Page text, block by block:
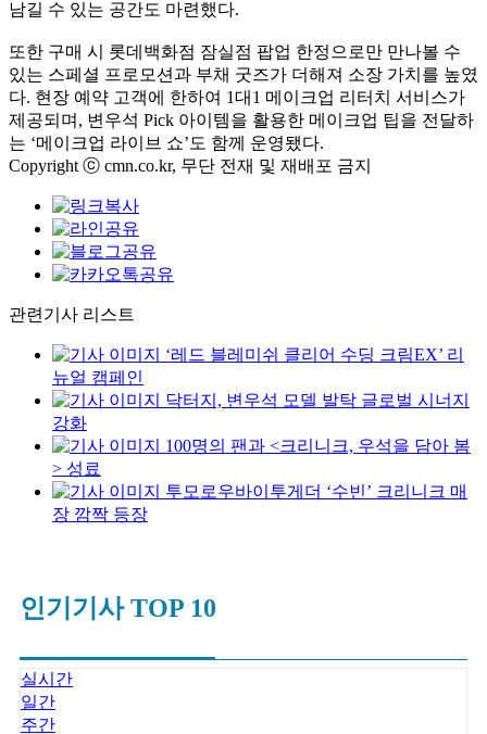
남길 수 있는 공간도 마련했다.
또한 구매 시 롯데백화점 잠실점 팝업 한정으로만 만나볼 수
있는 스페셜 프로모션과 부채 굿즈가 더해져 소장 가치를 높였
다. 현장 예약 고객에 한하여 1대1 메이크업 리터치 서비스가
제공되며, 변우석 Pick 아이템을 활용한 메이크업 팁을 전달하
는 ‘메이크업 라이브 쇼’도 함께 운영됐다.
Copyright ⓒ cmn.co.kr, 무단 전재 및 재배포 금지
관련기사 리스트
‘레드 블레미쉬 클리어 수딩 크림EX’ 리
뉴얼 캠페인
닥터지, 변우석 모델 발탁 글로벌 시너지
강화
100명의 팬과 <크리니크, 우석을 담아 봄
> 성료
투모로우바이투게더 ‘수빈’ 크리니크 매
장 깜짝 등장
인기기사 TOP 10
실시간
일간
주간